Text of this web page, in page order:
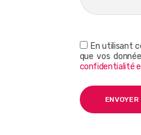
En utilisant
que vos
confidentialité